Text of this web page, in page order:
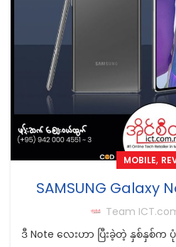
MOBILE,
SAMSUNG Galaxy
Team
ဒီ Note လေးဟာ ပြီးခဲ့တဲ့ နှစ်နှစ်က